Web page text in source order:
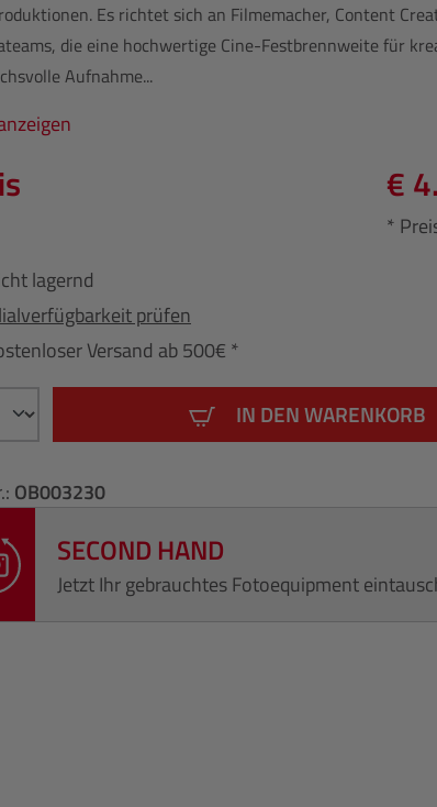
Es richtet sich an Filmemacher, Content
die eine hochwertige Cine-Festbrennweite für
Aufnahme...
€
*
lagernd
prüfen
Versand ab 500€ *
IN DEN WARENKORB
OB003230
SECOND HAND
Jetzt Ihr gebrauchtes Fotoequipment